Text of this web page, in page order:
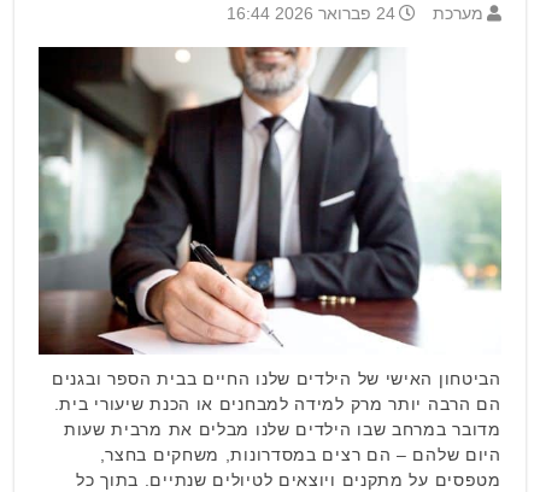
מערכת 24 פברואר 2026 16:44
הביטחון האישי של הילדים שלנו החיים בבית הספר ובגנים
הם הרבה יותר מרק למידה למבחנים או הכנת שיעורי בית.
מדובר במרחב שבו הילדים שלנו מבלים את מרבית שעות
היום שלהם – הם רצים במסדרונות, משחקים בחצר,
מטפסים על מתקנים ויוצאים לטיולים שנתיים. בתוך כל